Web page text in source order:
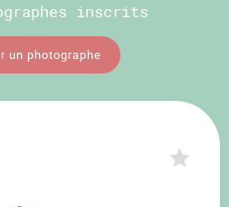
inscrits
un photographe